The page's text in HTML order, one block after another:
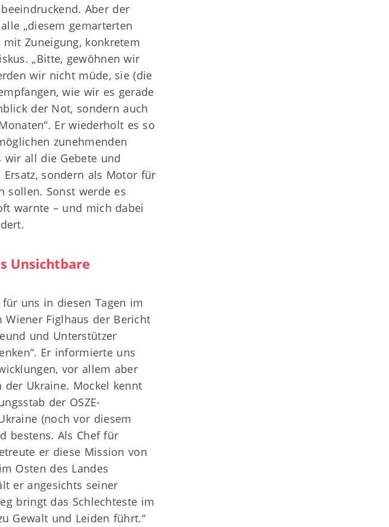
Aber der
„diesem gemarterten
Zuneigung, konkretem
„Bitte, gewöhnen wir
wir nicht müde, sie (die
wie wir es gerade
der Not, sondern auch
Er wiederholt es so
zunehmenden
wir all die Gebete und
sondern als Motor für
sollen. Sonst werde es
warnte – und mich dabei
Unsichtbare
uns in diesen Tagen im
Wiener Figlhaus der Bericht
und Unterstützer
Er informierte uns
vor allem aber
Ukraine. Mockel kennt
der OSZE-
(noch vor diesem
bestens. Als Chef für
er diese Mission von
Osten des Landes
er angesichts seiner
bringt das Schlechteste im
Gewalt und Leiden führt.“